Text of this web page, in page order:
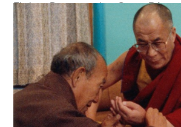
Fictions Documentaires Courts
Nouvelles F-Rated Contact Maillist
Acheter Activer Abonnement
216.73.216.82